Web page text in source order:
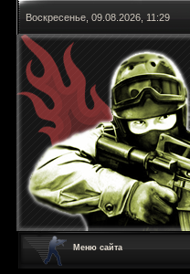
Воскресенье, 09.08.2026, 11:29
Меню сайта